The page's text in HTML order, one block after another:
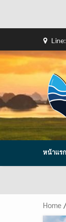
content
หน้าแรก
Home